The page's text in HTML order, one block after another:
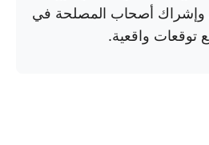
وإشراك أصحاب المصلحة في
توقعات واقعية.